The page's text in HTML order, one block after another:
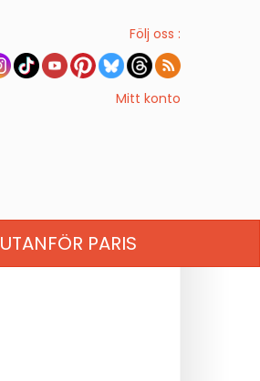
Följ oss :
Mitt konto
UTANFÖR PARIS